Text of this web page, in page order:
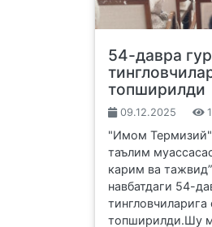
54-давра
топширилди
09.12.2025
"Имом Термизий"
таълим
карим ва
навбатдаги 54-
тингловчиларига
топширилди.Шу